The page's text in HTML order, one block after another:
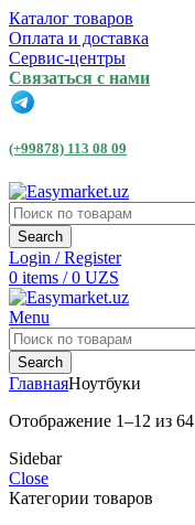
Каталог товаров
Оплата и доставка
Сервис-центры
Связаться с нами
(+99878) 113 08 09
Search
Login / Register
0 items / 0 UZS
Menu
Search
ГлавнаяНоутбуки
Отображение 1–12 из 64
Sidebar
Close
Категории товаров